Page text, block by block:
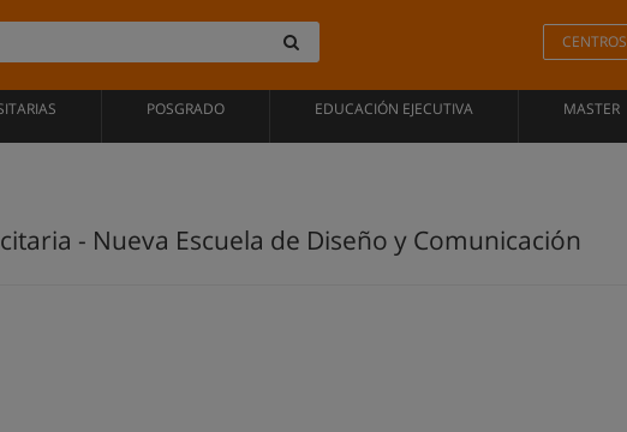
CENTROS
POSGRADO EDUCACIÓN EJECUTIVA MASTER
- Nueva Escuela de Diseño y Comunicación